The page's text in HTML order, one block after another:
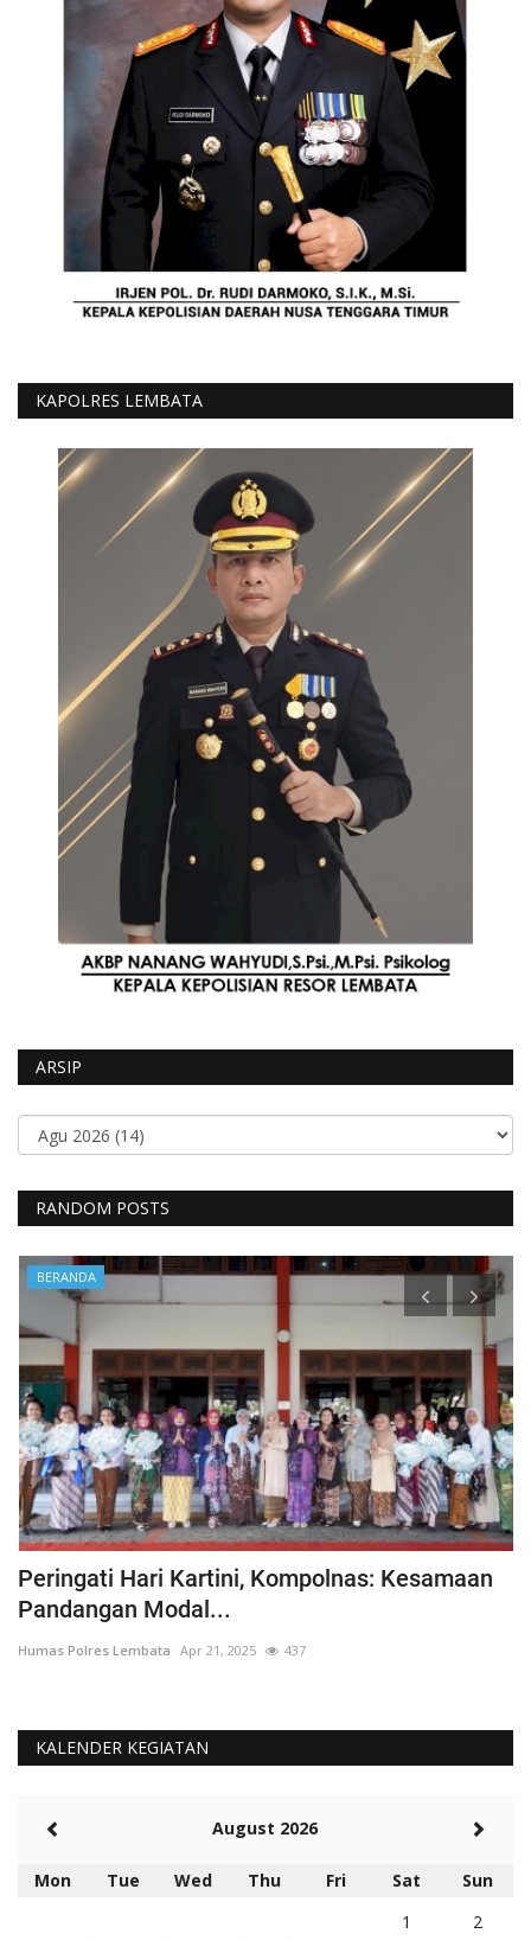
KAPOLRES LEMBATA
ARSIP
RANDOM POSTS
BERANDA
Peringati Hari Kartini, Kompolnas: Kesamaan
Pandangan Modal...
Humas Polres Lembata Apr 21, 2025 437
KALENDER KEGIATAN
August 2026
Mon Tue Wed Thu Fri Sat
Sun
1
2